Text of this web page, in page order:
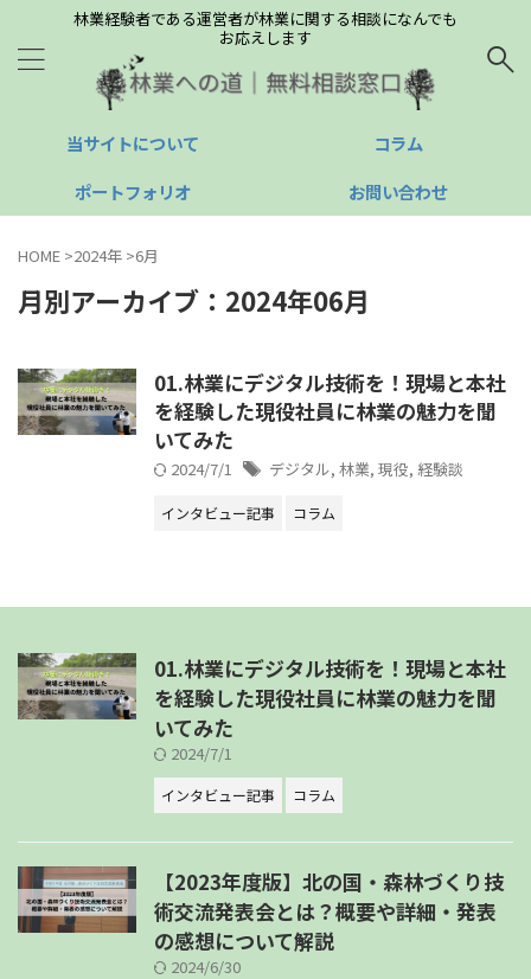
林業経験者である運営者が林業に関する相談になんでも
お応えします
当サイトについて
コラム
ポートフォリオ
お問い合わせ
HOME >2024年 >6月
月別アーカイブ：2024年06月
01.林業にデジタル技術を！現場と本社
を経験した現役社員に林業の魅力を聞
いてみた
2024/7/1 デジタル, 林業, 現役, 経験談
インタビュー記事 コラム
01.林業にデジタル技術を！現場と本社
を経験した現役社員に林業の魅力を聞
いてみた
2024/7/1
インタビュー記事 コラム
【2023年度版】北の国・森林づくり技
術交流発表会とは？概要や詳細・発表
の感想について解説
2024/6/30